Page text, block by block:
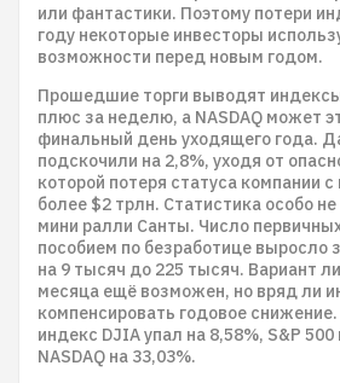
или фантастики. Поэтому потери
году некоторые инвесторы
возможности перед новым годом.
Прошедшие торги выводят индексы
плюс за неделю, а NASDAQ может
финальный день уходящего года.
подскочили на 2,8%, уходя от
которой потеря статуса компании
более $2 трлн. Статистика особо
мини ралли Санты. Число
пособием по безработице
на 9 тысяч до 225 тысяч. Вариант
месяца ещё возможен, но вряд ли
компенсировать годовое
индекс DJIA упал на 8,58%, S&P 500
NASDAQ на 33,03%.